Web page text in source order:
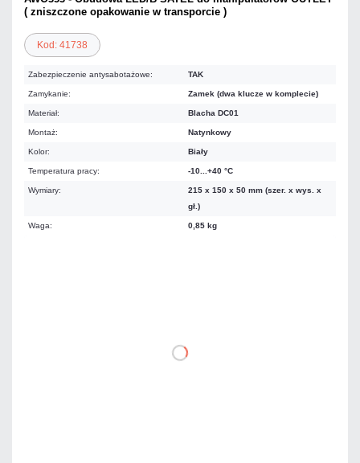
( zniszczone opakowanie w transporcie )
Kod: 41738
Zabezpieczenie antysabotażowe: TAK
Zamykanie: Zamek (dwa klucze w komplecie)
Materiał: Blacha DC01
Montaż: Natynkowy
Kolor: Biały
Temperatura pracy: -10...+40 °C
Wymiary:
215 x 150 x 50 mm (szer. x wys. x
gł.)
Waga: 0,85 kg
DO KOSZYKA